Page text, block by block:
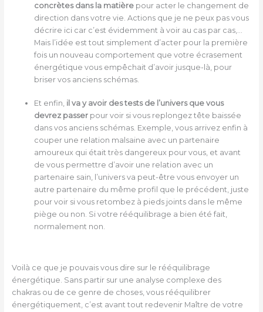
concrètes dans la matièrepour acter le changement de
direction dans votre vie. Actions que je ne peux pas vous
décrire ici car c’est évidemment à voir au cas par cas,…
Mais l’idée est tout simplement d’acter pour la première
fois un nouveau comportement que votre écrasement
énergétique vous empêchait d’avoir jusque-là, pour
briser vos anciens schémas.
Et enfin, il va y avoir des tests de l’univers que vous
devrez passerpour voir si vous replongez tête baissée
dans vos anciens schémas. Exemple, vous arrivez enfin à
couper une relation malsaine avec un partenaire
amoureux qui était très dangereux pour vous, et avant
de vous permettre d’avoir une relation avec un
partenaire sain, l’univers va peut-être vous envoyer un
autre partenaire du même profil que le précédent, juste
pour voir si vous retombez à pieds joints dans le même
piège ou non. Si votre rééquilibrage a bien été fait,
normalement non.
Voilà ce que je pouvais vous dire sur le rééquilibrage
énergétique. Sans partir sur une analyse complexe des
chakras ou de ce genre de choses, vous rééquilibrer
énergétiquement, c’est avant tout redevenir Maître de votre